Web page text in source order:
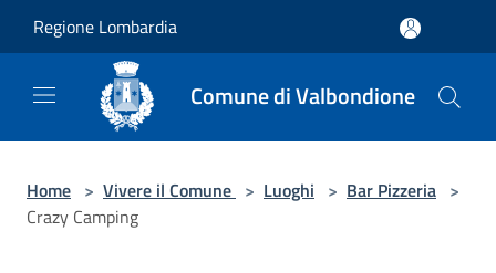
Regione Lombardia
Comune di Valbondione
Home > Vivere il Comune > Luoghi > Bar Pizzeria >
Crazy Camping